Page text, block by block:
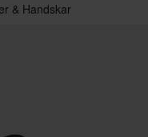
& Handskar